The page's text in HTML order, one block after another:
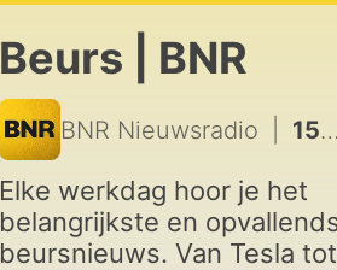
Beurs | BNR
BNR Nieuwsradio 1545 - Commerzbank staakt verzet met een middelvinger: héle goeie cijfers
Elke werkdag hoor je het
belangrijkste en
beursnieuws. Van Tesla tot